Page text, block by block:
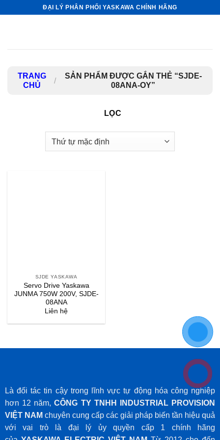
ĐẠI LÝ PHÂN PHỐI YASKAWA CHÍNH HÃNG
TRANG
CHỦ
/
SẢN PHẨM ĐƯỢC GẮN THẺ “SJDE-
08ANA-OY”
LỌC
SJDE YASKAWA
Servo Drive Yaskawa
JUNMA 750W 200V, SJDE-
08ANA
Liên hệ
Là đối tác tin cậy trong lĩnh vực tự động hóa công nghiệp
hơn 12 năm,CÔNG TY TNHH INDUSTRIAL PROVISION
VIỆT NAM chuyên cung cấp các giải pháp biến tần hiệu quả
với vai trò là đại lý ủy quyền cấp 1 chính hãng